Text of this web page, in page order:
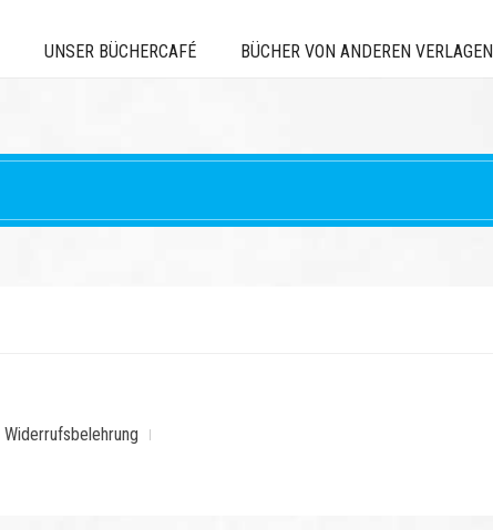
UNSER BÜCHERCAFÉ BÜCHER VON ANDEREN VERLAGEN
Widerrufsbelehrung